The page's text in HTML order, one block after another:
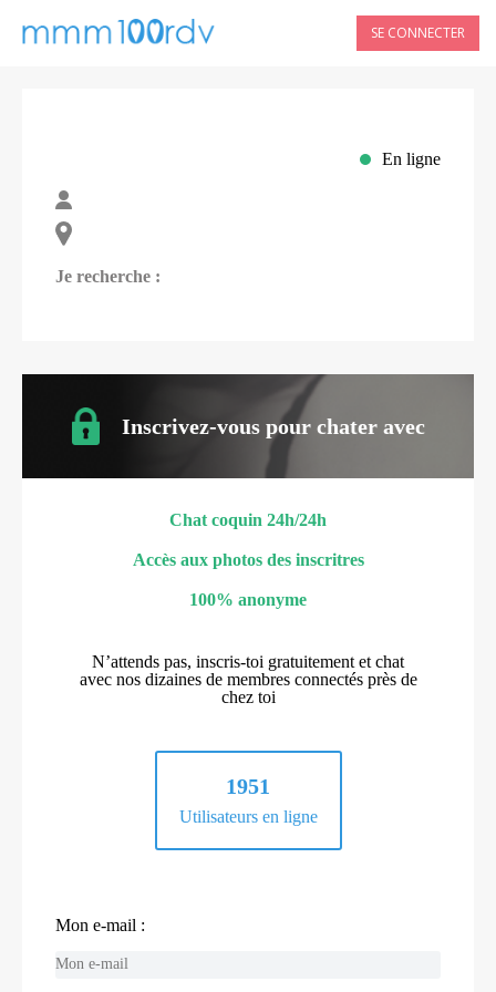
SE CONNECTER
En ligne
Je recherche :
Inscrivez-vous pour chater avec
Chat coquin 24h/24h
Accès aux photos des inscritres
100% anonyme
N’attends pas, inscris-toi gratuitement et chat
avec nos dizaines de membres connectés près de
chez toi
1951
Utilisateurs en ligne
Mon e-mail :